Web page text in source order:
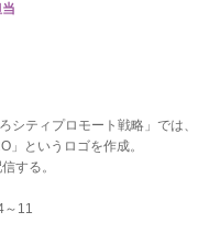
シティプロモート戦略」では、
」というロゴを作成。
する。
～11